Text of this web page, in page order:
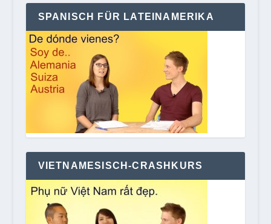
SPANISCH FÜR LATEINAMERIKA
VIETNAMESISCH-CRASHKURS